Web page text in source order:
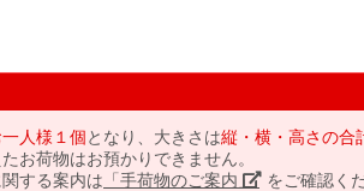
一人様１個となり、大きさは縦・横・高さの合
お荷物はお預かりできません。
する案内は 「手荷物のご案内」 をご確認く